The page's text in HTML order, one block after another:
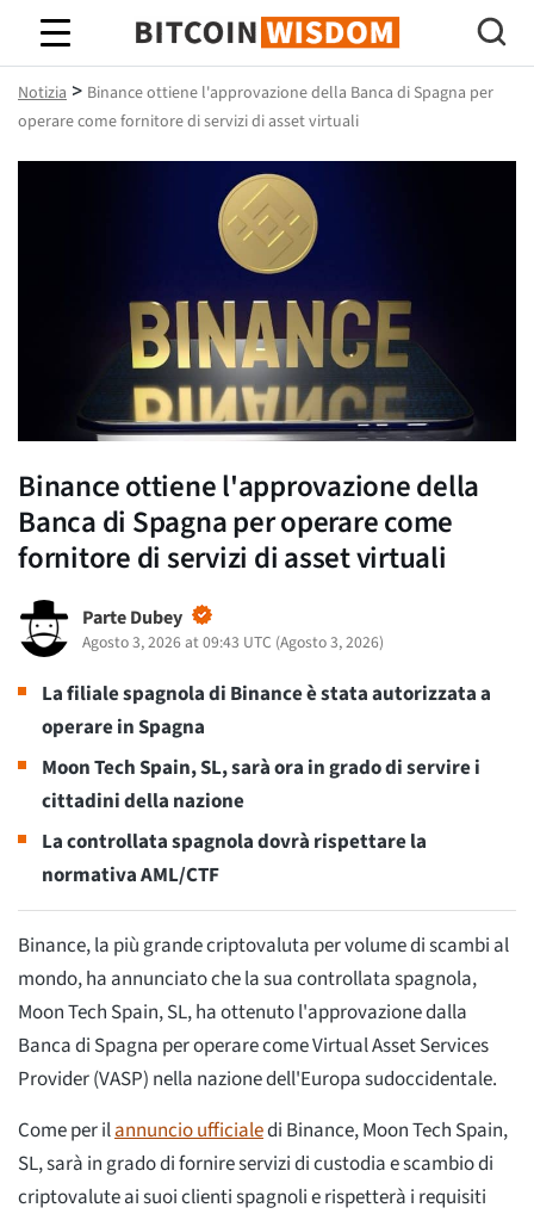
Saggezza Bitcoin
Notizia > Binance ottiene l'approvazione della Banca di Spagna per
operare come fornitore di servizi di asset virtuali
Binance ottiene l'approvazione della
Banca di Spagna per operare come
fornitore di servizi di asset virtuali
Parte Dubey
Agosto 3, 2026 at 09:43 UTC (Agosto 3, 2026)
La filiale spagnola di Binance è stata autorizzata a
operare in Spagna
Moon Tech Spain, SL, sarà ora in grado di servire i
cittadini della nazione
La controllata spagnola dovrà rispettare la
normativa AML/CTF
Binance, la più grande criptovaluta per volume di scambi al
mondo, ha annunciato che la sua controllata spagnola,
Moon Tech Spain, SL, ha ottenuto l'approvazione dalla
Banca di Spagna per operare come Virtual Asset Services
Provider (VASP) nella nazione dell'Europa sudoccidentale.
Come per ilannuncio ufficialedi Binance, Moon Tech Spain,
SL, sarà in grado di fornire servizi di custodia e scambio di
criptovalute ai suoi clienti spagnoli e rispetterà i requisiti